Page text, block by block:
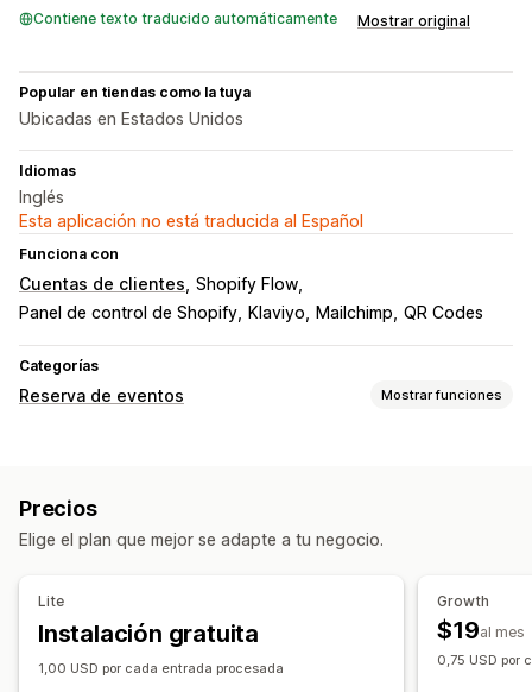
Contiene texto traducido automáticamente Mostrar original
Popular en tiendas como la tuya
Ubicadas en Estados Unidos
Idiomas
Inglés
Esta aplicación no está traducida al Español
Funciona con
Cuentas de clientes Shopify Flow
Panel de control de Shopify
Klaviyo Mailchimp QR Codes
Categorías
Reserva de eventos Mostrar funciones
Eventos personalizados
Fechas bloqueadas
Cancelar reserva
Límites de capacidad
Registro de eventos
Actualizaciones en tiempo real
Precios
Elige el plan que mejor se adapte a tu negocio.
Lite
Instalación gratuita
1,00 USD por cada entrada procesada
Growth
$19al mes
0,75 USD por